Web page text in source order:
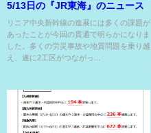
5/13日の『JR東海』のニュース
リニア中央新幹線の進展には多くの課題が
あったことが今回の貫通で明らかになりま
した。多くの労災事故や地質問題を乗り越
え、遂に2工区がつながっ...